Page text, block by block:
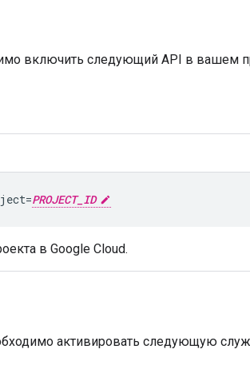
включить следующий API в вашем
=PROJECT_ID
в Google Cloud.
активировать следующую